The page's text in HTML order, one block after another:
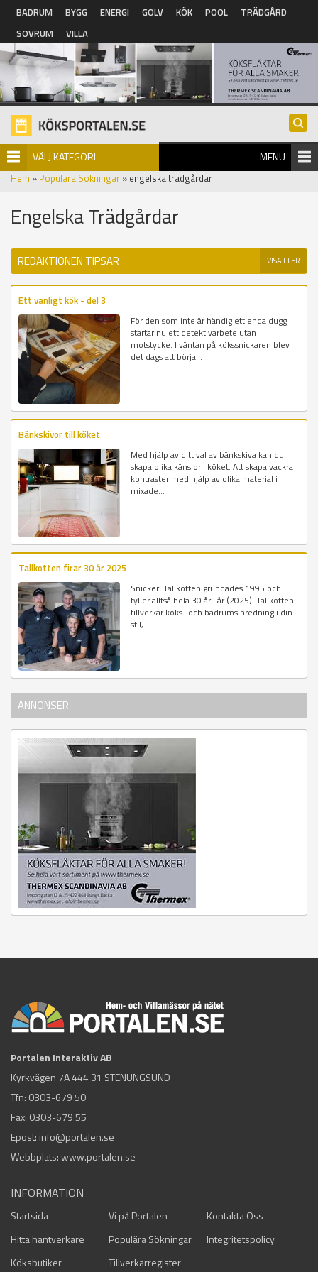
Hoppa till huvudinnehåll
BADRUM BYGG ENERGI GOLV KÖK POOL
TRÄDGÅRD
SOVRUM
VILLA
VÄLJ KATEGORI MENU
Hem » Populära Sökningar » engelska trädgårdar
Engelska Trädgårdar
REDAKTIONEN TIPSAR VISA FLER
Ett vanligt kök - del 3
För den som inte är händig ett enda dugg
startar nu ett detektivarbete utan
motstycke. I väntan på kökssnickaren blev
det dags att börja...
Bänkskivor till köket
Med hjälp av ditt val av bänkskiva kan du
skapa olika känslor i köket. Att skapa vackra
kontraster med hjälp av olika material i
mixade...
Tallkotten firar 30 år 2025
Snickeri Tallkotten grundades 1995 och
fyller alltså hela 30 år i år (2025). Tallkotten
tillverkar köks- och badrumsinredning i din
stil,...
ANNONSER
Portalen Interaktiv AB
Kyrkvägen 7A 444 31 STENUNGSUND
Tfn: 0303-679 50
Fax: 0303-679 55
Epost: info@portalen.se
Webbplats: www.portalen.se
INFORMATION
Startsida Vi på Portalen
Kontakta Oss
Hitta hantverkare
Populära Sökningar
Integritetspolicy
Köksbutiker
Tillverkarregister